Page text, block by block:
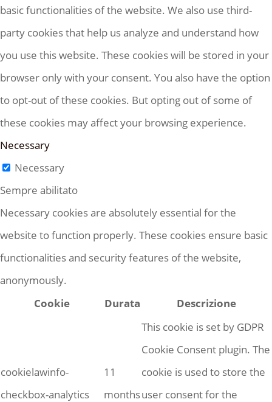
basic functionalities of the website. We also use third-
party cookies that help us analyze and understand how
you use this website. These cookies will be stored in your
browser only with your consent. You also have the option
to opt-out of these cookies. But opting out of some of
these cookies may affect your browsing experience.
Necessary
Necessary
Sempre abilitato
Necessary cookies are absolutely essential for the
website to function properly. These cookies ensure basic
functionalities and security features of the website,
anonymously.
Cookie
Durata Descrizione
cookielawinfo-
checkbox-analytics
11
months
This cookie is set by GDPR
Cookie Consent plugin. The
cookie is used to store the
user consent for the